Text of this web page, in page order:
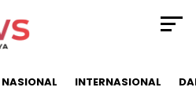
NASIONAL INTERNASIONAL